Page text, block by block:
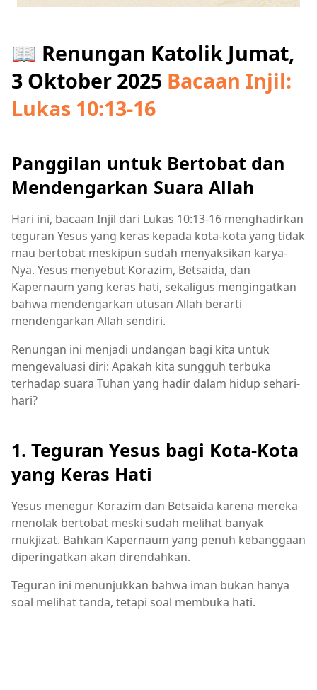
📖 Renungan Katolik Jumat,
3 Oktober 2025 Bacaan Injil:
Lukas 10:13-16
Panggilan untuk Bertobat dan
Mendengarkan Suara Allah
Hari ini, bacaan Injil dari Lukas 10:13-16 menghadirkan
teguran Yesus yang keras kepada kota-kota yang tidak
mau bertobat meskipun sudah menyaksikan karya-
Nya. Yesus menyebut Korazim, Betsaida, dan
Kapernaum yang keras hati, sekaligus mengingatkan
bahwa mendengarkan utusan Allah berarti
mendengarkan Allah sendiri.
Renungan ini menjadi undangan bagi kita untuk
mengevaluasi diri: Apakah kita sungguh terbuka
terhadap suara Tuhan yang hadir dalam hidup sehari-
hari?
1. Teguran Yesus bagi Kota-Kota
yang Keras Hati
Yesus menegur Korazim dan Betsaida karena mereka
menolak bertobat meski sudah melihat banyak
mukjizat. Bahkan Kapernaum yang penuh kebanggaan
diperingatkan akan direndahkan.
Teguran ini menunjukkan bahwa iman bukan hanya
soal melihat tanda, tetapi soal membuka hati.